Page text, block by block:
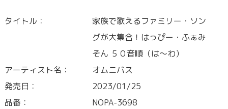
タイトル：
家族で歌えるファミリー・ソン
グが大集合！はっぴー・ふぁみ
そん ５０音順（は～わ）
アーティスト名：
オムニバス
発売日：
2023/01/25
品番：
NOPA-3698